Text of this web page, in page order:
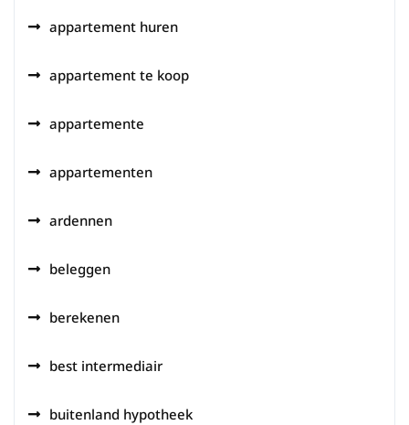
appartement huren
appartement te koop
appartemente
appartementen
ardennen
beleggen
berekenen
best intermediair
buitenland hypotheek